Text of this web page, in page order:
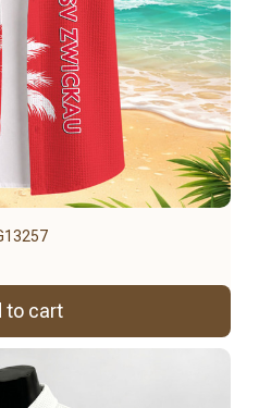
to cart